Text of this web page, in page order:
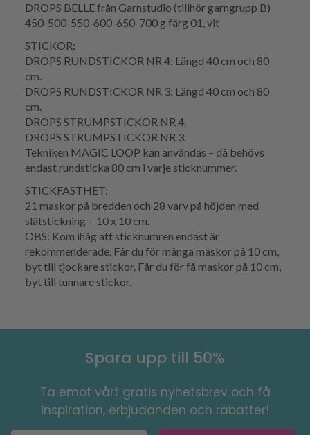
DROPS BELLE från Garnstudio (tillhör garngrupp B)
450-500-550-600-650-700 g färg 01, vit
STICKOR:
DROPS RUNDSTICKOR NR 4: Längd 40 cm och 80
cm.
DROPS RUNDSTICKOR NR 3: Längd 40 cm och 80
cm.
DROPS STRUMPSTICKOR NR 4.
DROPS STRUMPSTICKOR NR 3.
Tekniken MAGIC LOOP kan användas – då behövs
endast rundsticka 80 cm i varje sticknummer.
STICKFASTHET:
21 maskor på bredden och 28 varv på höjden med
slätstickning = 10 x 10 cm.
OBS: Kom ihåg att sticknumren endast är
rekommenderade. Får du för många maskor på 10 cm,
byt till tjockare stickor. Får du för få maskor på 10 cm,
byt till tunnare stickor.
Spara upp till 50%
Ta emot vårt gratis nyhetsbrev och få
inspiration, erbjudanden och rabatter!